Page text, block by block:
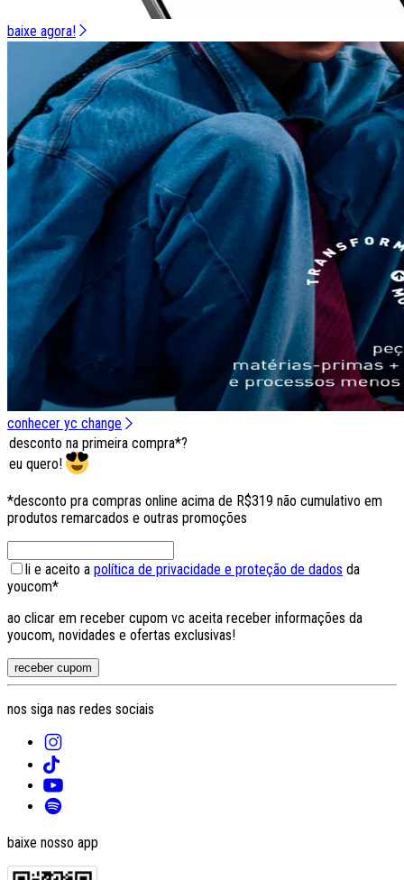
baixe agora!
conhecer yc change
desconto na primeira compra*?
eu quero!
*desconto pra compras online acima de R$319 não cumulativo em
produtos remarcados e outras promoções
li e aceito a política de privacidade e proteção de dados da
youcom*
ao clicar em receber cupom vc aceita receber informações da
youcom, novidades e ofertas exclusivas!
receber cupom
nos siga nas redes sociais
baixe nosso app